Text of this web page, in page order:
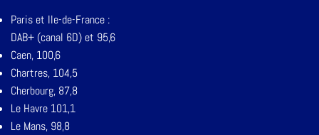
Paris et Ile-de-France :
DAB+ (canal 6D) et 95,6
Caen, 100,6
Chartres, 104,5
Cherbourg, 87,8
Le Havre 101,1
Le Mans, 98,8